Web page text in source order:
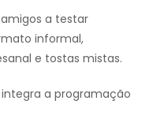
a testar
informal,
e tostas mistas.
a programação